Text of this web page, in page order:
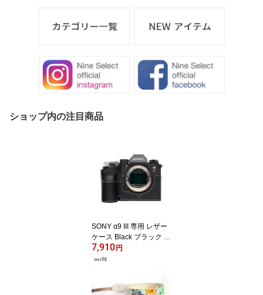
ショップ内の注目商品
SONY α9 III 専用 レザー
ケース Black ブラック T
P Original カメラケース
おしゃれ 本革 牛革 速写
ー交換可能 ソニー A9III I
7,910円